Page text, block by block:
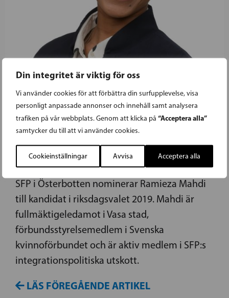
Din integritet är viktig för oss
Vi använder cookies för att förbättra din surfupplevelse, visa
personligt anpassade annonser och innehåll samt analysera
trafiken på vår webbplats. Genom att klicka på “Acceptera alla”
samtycker du till att vi använder cookies.
Cookieinställningar Avvisa Acceptera alla
11.02.2019
RAMIEZA MAHDI KANDIDERAR I
RIKSDAGSVALET FÖR SFP I
ÖSTERBOTTEN
SFP i Österbotten nominerar Ramieza Mahdi
till kandidat i riksdagsvalet 2019. Mahdi är
fullmäktigeledamot i Vasa stad,
förbundsstyrelsemedlem i Svenska
kvinnoförbundet och är aktiv medlem i SFP:s
integrationspolitiska utskott.
LÄS FÖREGÅENDE ARTIKEL